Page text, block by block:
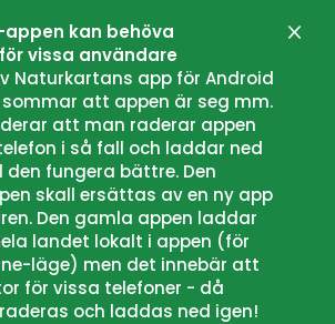
kan behöva
vissa användare
Naturkartans app för Android
att appen är seg mm.
att man raderar appen
i så fall och laddar ned
den fungera bättre. Den
skall ersättas av en ny app
Den gamla appen laddar
landet lokalt i appen (för
läge) men det innebär att
för vissa telefoner - då
och laddas ned igen!